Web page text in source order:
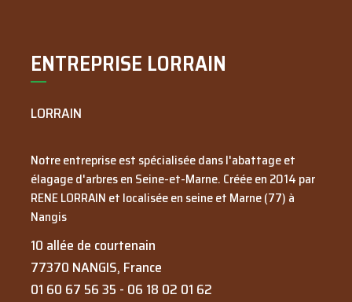
ENTREPRISE LORRAIN
LORRAIN
Notre entreprise est spécialisée dans l'abattage et
élagage d'arbres en Seine-et-Marne. Créée en 2014 par
RENE LORRAIN et localisée en seine et Marne (77) à
Nangis
10 allée de courtenain
77370 NANGIS, France
01 60 67 56 35 - 06 18 02 01 62